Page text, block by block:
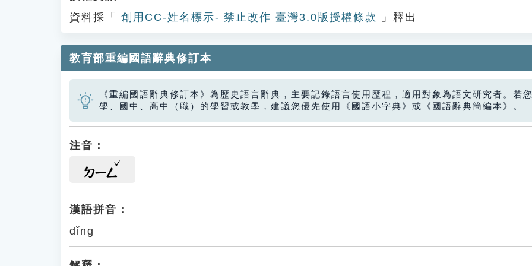
資料採「
創用CC-姓名標示- 禁止改作 臺灣3.0版授權條款 」釋出
教育部重編國語辭典修訂本
《重編國語辭典修訂本》為歷史語言辭典，主要記錄語言使用歷程，適用對象為語文研究者。若
學、國中、高中（職）的學習或教學，建議您優先使用《國語小字典》或《國語辭典簡編本》。
注音：
ㄉㄧㄥ
漢語拼音：
dǐng